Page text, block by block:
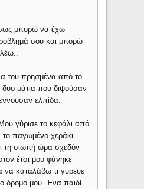
μπορώ να έχω
σου και μπορώ
του πρησμένα από το
μάτια που διψούσαν
ελπίδα.
γύρισε το κεφάλι από
παγωμένο χεράκι.
τη σιωπή ώρα σχεδόν
έτσι μου φάνηκε
καταλάβω τι γύρευε
δρόμο μου. Ένα παιδί